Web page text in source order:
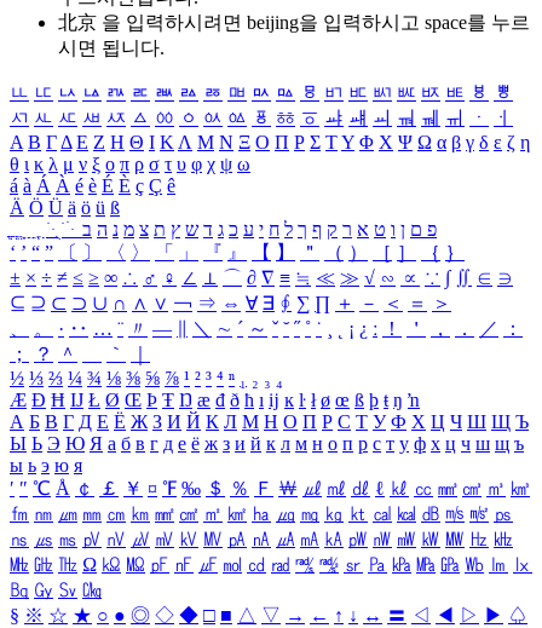
北京 을 입력하시려면 beijing을 입력하시고 space를 누르
시면 됩니다.
ㅥ ㅦ ㅧ ㅨ ㅩ ㅪ ㅫ ㅬ ㅭ ㅮ ㅯ ㅰ ㅱ ㅲ ㅳ ㅴ ㅵ ㅶ ㅷ ㅸ
ㅹ
ㅺ ㅻ ㅼ ㅽ ㅾ ㅿ ㆀ ㆁ ㆂ ㆃ ㆄ ㆅ ㆆ ㆇ ㆈ ㆉ ㆊ ㆋ ㆌ ㆍ
ㆎ
Α Β ΓΔ Ε Ζ Η Θ Ι ΚΛ Μ Ν Ξ Ο Π Ρ Σ ΤΥ Φ Χ Ψ Ω α β γ δ ε ζ η
θ ι κ λ μ ν ξ ο π ρ σ τ υ φ χ ψ ω
á à Á À é è É È ç Ç ê
Ä Ö Ü ä ö ü ß
ִֶֹ ֻּ ׁׂ פ ם ן ו ט א ר ק ף ך ל ח י ע כ ג ד ש ץ ת צ מ נ ה ב
‘ ’ “ ” 〔 〕 〈 〉 「 」 『 』 【 】 ＂ （ ） ［ ］ ｛ ｝
± × ÷ ≠ ≤ ≥ ∞ ∴ ♂ ♀ ∠ ⊥ ⌒ ∂ ∇ ≡ ≒ ≪ ≫ √ ∽ ∝ ∵ ∫ ∬ ∈ ∋
⊆ ⊇ ⊂ ⊃ ∪ ∩ ∧ ∨ ￢ ⇒ ⇔ ∀ ∃ ∮ ∑ ∏ ＋ － ＜ ＝
＞
、
。 · ‥ … ¨ 〃 ― ＼ ∼ ´ ～ ˇ ˘ ˝ ˚ ˙ ¸ ¡ ¿ ː ！ ＇ ， ． ／
：
；
？ ＾ ｀
½ ⅓ ⅔ ¼ ¾ ⅛ ⅜ ⅝ ⅞ ¹ ² ³ ⁴ ⁿ ₁ ₂ ₃ ₄
Æ Ð Ħ Ĳ Ł Ø Œ Þ Ŧ Ŋ æ đ ð ħ ı ĳ ĸ ŀ ł ø œ ß þ ŧ ŋ ŉ
А Б В Г Д Е Ё Ж З И Й К Л М Н О П Р С Т У Ф Х Ц Ч Ш Щ Ъ
Ы Ь Э Ю Я а б в г д е ё ж з и й к л м н о п р с т у ф х ц ч ш щ ъ
ы ь э ю я
′ ″ ℃ Å ￠ ￡ ￥ ¤ ℉ ‰ ＄ ％ Ｆ ￦ ㎕ ㎖ ㎗ ℓ ㎘ ㏄ ㎣ ㎤ ㎥ ㎦
㎙ ㎚ ㎛ ㎜ ㎝ ㎞ ㎟ ㎠ ㎡ ㎢ ㏊ ㎍ ㎎ ㎏ ㏏ ㎈ ㎉ ㏈ ㎧ ㎨ ㎰
㎱ ㎲ ㎳ ㎴ ㎵ ㎶ ㎷ ㎸ ㎹ ㎀ ㎁ ㎂ ㎃ ㎄ ㎺ ㎻ ㎽ ㎾ ㎿ ㎐ ㎑
㎒ ㎓ ㎔ Ω ㏀ ㏁ ㎊ ㎋ ㎌ ㏖ ㏅ ㎭ ㎮ ㎯ ㏛ ㎩ ㎪ ㎫ ㎬ ㏝ ㏐
㏓
㏃ ㏉ ㏜ ㏆
§ ※ ☆ ★ ○ ● ◎ ◇ ◆ □ ■ △ ▽ → ← ↑ ↓ ↔ 〓 ◁ ◀ ▷ ▶ ♤